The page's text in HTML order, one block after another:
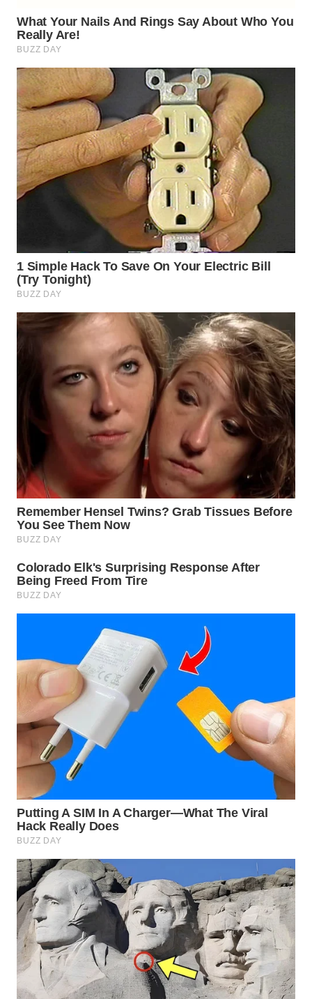
WN
SAMOSIR
WN
PADANG
LAWAS
WN
SUMEDANG
WN
KEPULAUAN
SERIBU
WN
TANGERANG
BINJAI
INDRAMAYU
WN
KUNINGAN
WN
MAJALENGKA
SUKABUMI
WN
PURWAKARTA
WN
PRIANGAN
TIMUR
SEMARANG
WN
SOLO
WN
BOROBUDUR